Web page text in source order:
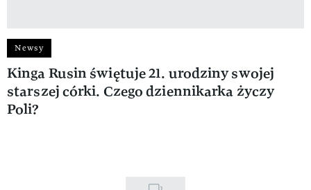
Newsy
Kinga Rusin świętuje 21. urodziny swojej
starszej córki. Czego dziennikarka życzy
Poli?